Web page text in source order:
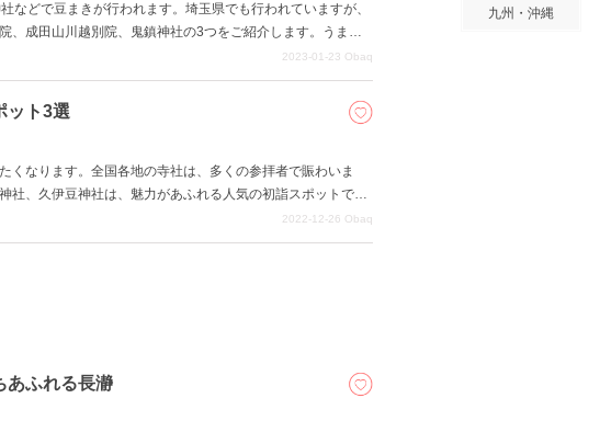
などで豆まきが行われます。埼玉県でも行われていますが、
、成田山川越別院、鬼鎮神社の3つをご紹介します。うまく
2023-01-23 Obaq
ット3選
くなります。全国各地の寺社は、多くの参拝者で賑わいま
社、久伊豆神社は、魅力があふれる人気の初詣スポットで
2022-12-26 Obaq
あふれる長瀞
九州・沖縄